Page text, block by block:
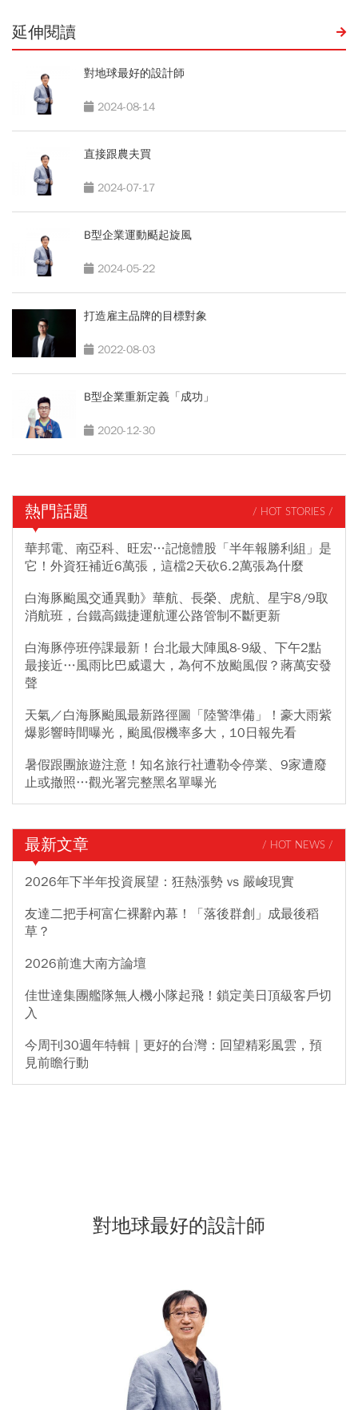
延伸閱讀
對地球最好的設計師
2024-08-14
直接跟農夫買
2024-07-17
B型企業運動颳起旋風
2024-05-22
打造雇主品牌的目標對象
2022-08-03
B型企業重新定義「成功」
2020-12-30
熱門話題 / HOT STORIES /
華邦電、南亞科、旺宏…記憶體股「半年報勝利組」是
它！外資狂補近6萬張，這檔2天砍6.2萬張為什麼
白海豚颱風交通異動》華航、長榮、虎航、星宇8/9取
消航班，台鐵高鐵捷運航運公路管制不斷更新
白海豚停班停課最新！台北最大陣風8-9級、下午2點
最接近…風雨比巴威還大，為何不放颱風假？蔣萬安發
聲
天氣／白海豚颱風最新路徑圖「陸警準備」！豪大雨紫
爆影響時間曝光，颱風假機率多大，10日報先看
暑假跟團旅遊注意！知名旅行社遭勒令停業、9家遭廢
止或撤照…觀光署完整黑名單曝光
最新文章 / HOT NEWS /
2026年下半年投資展望：狂熱漲勢 vs 嚴峻現實
友達二把手柯富仁裸辭內幕！「落後群創」成最後稻
草？
2026前進大南方論壇
佳世達集團艦隊無人機小隊起飛！鎖定美日頂級客戶切
入
今周刊30週年特輯｜更好的台灣：回望精彩風雲，預
見前瞻行動
對地球最好的設計師